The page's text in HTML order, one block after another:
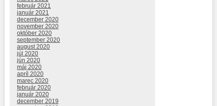
február 2021
január 2021
december 2020
november 2020
október 2020
september 2020
august 2020
júl 2020
jún 2020
máj 2020
apríl 2020
marec 2020
február 2020
január 2020
december 2019